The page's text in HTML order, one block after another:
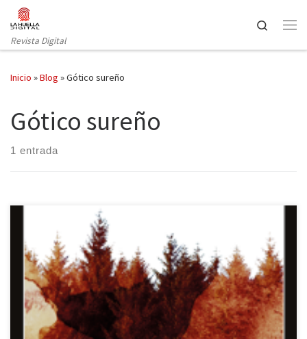
Saltar al contenido
Revista Digital
Search
Inicio »Blog »Gótico sureño
Gótico sureño
1 entrada
«La esperanza salvaje y la desesperación marchita mancharon la
carne, la locura de los animales encerrados». Lo salvaje, primer
libro de Julia Elliott traducido en España, se imprimió justo un año
después de que la OMS declarase la situación de emergencia
mundial por la pandemia de Covid-19. Con unas historias […]